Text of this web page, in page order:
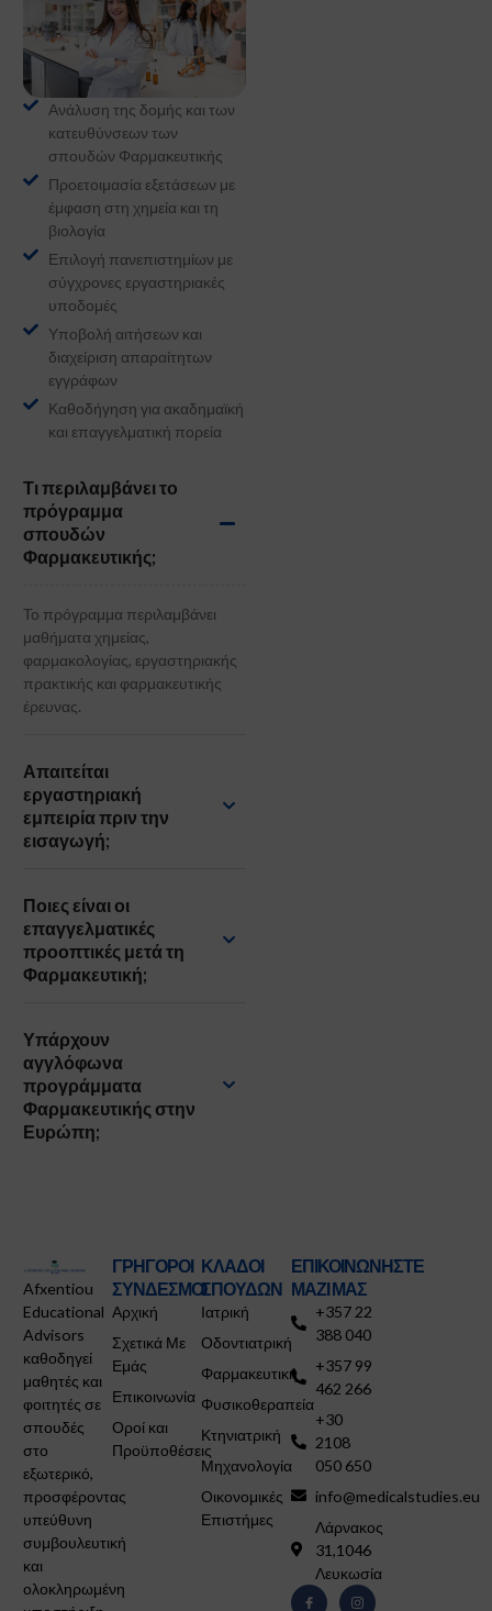
Ανάλυση της δομής και των
κατευθύνσεων των
σπουδών Φαρμακευτικής
Προετοιμασία εξετάσεων με
έμφαση στη χημεία και τη
βιολογία
Επιλογή πανεπιστημίων με
σύγχρονες εργαστηριακές
υποδομές
Υποβολή αιτήσεων και
διαχείριση απαραίτητων
εγγράφων
Καθοδήγηση για ακαδημαϊκή
και επαγγελματική πορεία
Τι περιλαμβάνει το
πρόγραμμα
σπουδών
Φαρμακευτικής;
Το πρόγραμμα περιλαμβάνει
μαθήματα χημείας,
φαρμακολογίας, εργαστηριακής
πρακτικής και φαρμακευτικής
έρευνας.
Απαιτείται
εργαστηριακή
εμπειρία πριν την
εισαγωγή;
Ποιες είναι οι
επαγγελματικές
προοπτικές μετά τη
Φαρμακευτική;
Υπάρχουν
αγγλόφωνα
προγράμματα
Φαρμακευτικής στην
Ευρώπη;
Afxentiou
Educational
Advisors
καθοδηγεί
μαθητές και
φοιτητές σε
σπουδές
στο
εξωτερικό,
προσφέροντας
υπεύθυνη
συμβουλευτική
και
ολοκληρωμένη
ΓΡΗΓΟΡΟΙ
ΣΥΝΔΕΣΜΟΙ
Αρχική
Σχετικά Με
Εμάς
Επικοινωνία
Οροί και
Προϋποθέσεις
ΚΛΑΔΟΙ
ΣΠΟΥΔΩΝ
Ιατρική
Οδοντιατρική
Φαρμακευτική
Φυσικοθεραπεία
Κτηνιατρική
Μηχανολογία
Οικονομικές
Επιστήμες
ΕΠΙΚΟΙΝΩΝΗΣΤΕ
ΜΑΖΙ ΜΑΣ
+357 22
388 040
+357 99
462 266
+30
2108
050 650
info@medicalstudies.eu
Λάρνακος
31,1046
Λευκωσία